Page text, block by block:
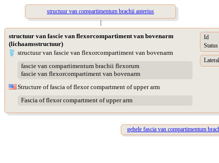
structuur van compartimentum brachii anterius
|
structuur van fascie van flexorcompartiment van bovenarm
(lichaamsstructuur)
structuur van fascie van flexorcompartiment van bovenarm
fascie van compartimentum brachii flexorum
fascie van flexorcompartiment van bovenarm
Structure of fascia of flexor compartment of upper arm
Fascia of flexor compartment of upper arm
Id
Status
gehele fascia van compartimentum